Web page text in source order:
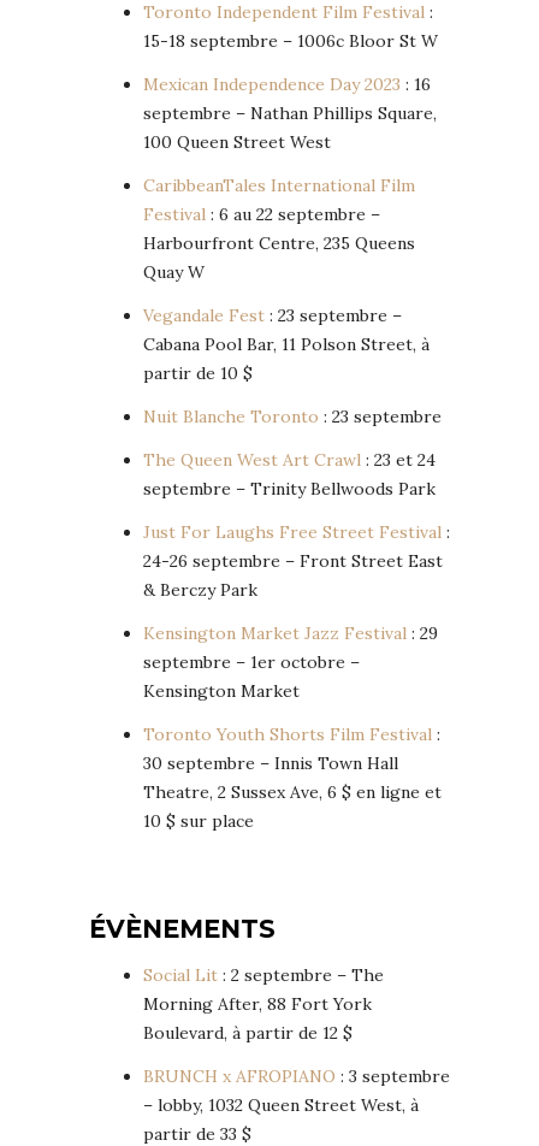
Toronto Independent Film Festival :
15-18 septembre – 1006c Bloor St W
Mexican Independence Day 2023 : 16
septembre – Nathan Phillips Square,
100 Queen Street West
CaribbeanTales International Film
Festival : 6 au 22 septembre –
Harbourfront Centre, 235 Queens
Quay W
Vegandale Fest : 23 septembre –
Cabana Pool Bar, 11 Polson Street, à
partir de 10 $
Nuit Blanche Toronto : 23 septembre
The Queen West Art Crawl : 23 et 24
septembre – Trinity Bellwoods Park
Just For Laughs Free Street Festival :
24-26 septembre – Front Street East
& Berczy Park
Kensington Market Jazz Festival : 29
septembre – 1er octobre –
Kensington Market
Toronto Youth Shorts Film Festival :
30 septembre – Innis Town Hall
Theatre, 2 Sussex Ave, 6 $ en ligne et
10 $ sur place
ÉVÈNEMENTS
Social Lit : 2 septembre – The
Morning After, 88 Fort York
Boulevard, à partir de 12 $
BRUNCH x AFROPIANO : 3 septembre
– lobby, 1032 Queen Street West, à
partir de 33 $